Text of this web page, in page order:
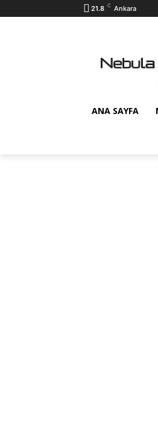
21.8 C Ankara
ANA SAYFA